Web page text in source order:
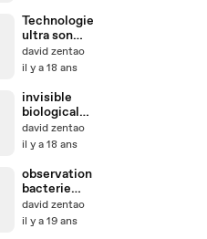
Technologie
ultra son
beethoven
david zentao
il y a 18 ans
invisible
biological
entity music
djzentao
david zentao
il y a 18 ans
observation
bacterie
microscope
david zentao
il y a 19 ans